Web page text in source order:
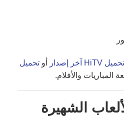
تحميل HiTV آخر إصدار أو تحميل
المباريات والأفلام.
الشهيرة